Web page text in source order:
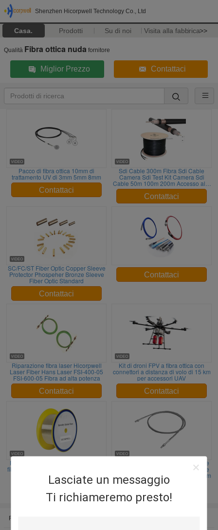
Shenzhen Hicorpwell Technology Co., Ltd
Casa. Prodotti Su di noi Visita alla fabbrica>>
Lasciate un messaggio
Ti richiameremo presto!
Qualità Fibra ottica nuda fornitore
Miglior Prezzo Contattaci
Pacco di fibra ottica 10mm di
trattamento UV di 3mm 5mm 8mm
Contattaci
Sdi Cable 300m Fibra Sdi Cable
Camera Sdi Test Kit Camera Sdi
Cable 50m 100m 200m Accesso alla
rete
Contattaci
SC/FC/ST Fiber Optic Copper Sleeve
Protector Phospeher Bronze Sleeve
Fiber Optic Standard
Contattaci
Contattaci
Riparazione fibra laser Hicorpwell
Laser Fiber Hans Laser FSI-400-05
FSI-600-05 Fibra ad alta potenza
Contattaci
Kit di droni FPV a fibra ottica con
connettori a distanza di volo di 15 km
per accessori UAV
Contattaci
Fibra Optran della silice più della la
fibra rivestita di polimero ULTRA dura
UV del wf OPTRAN di Optran PLu
Il laser medico militare di alto potere
cabla il cavo di toppa del connettore
200um SMA905 di SMA 200-1200nm
Contattaci
Fibra ottica nuda